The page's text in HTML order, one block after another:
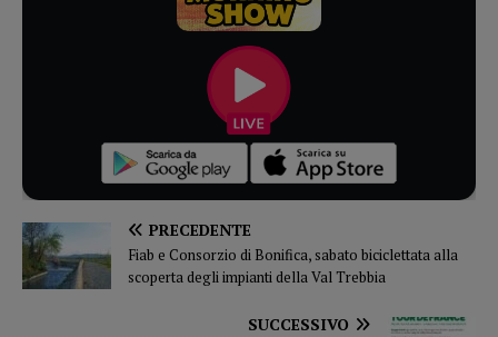
PRECEDENTE
Fiab e Consorzio di Bonifica, sabato biciclettata alla
scoperta degli impianti della Val Trebbia
SUCCESSIVO